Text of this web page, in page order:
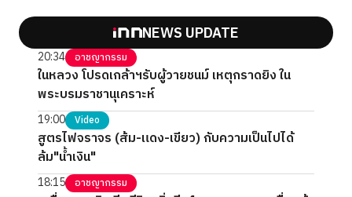
NEWS UPDATE
20:34 อาชญากรรม
ในหลวง โปรดเกล้าฯรับผู้วายชนม์ เหตุกราดยิง ใน
พระบรมราชานุเคราะห์
19:00 Video
สูตรไฟจราจร (ส้ม-แดง-เขียว) กับความเป็นไปได้
ล้ม"น้ำเงิน"
18:15 อาชญากรรม